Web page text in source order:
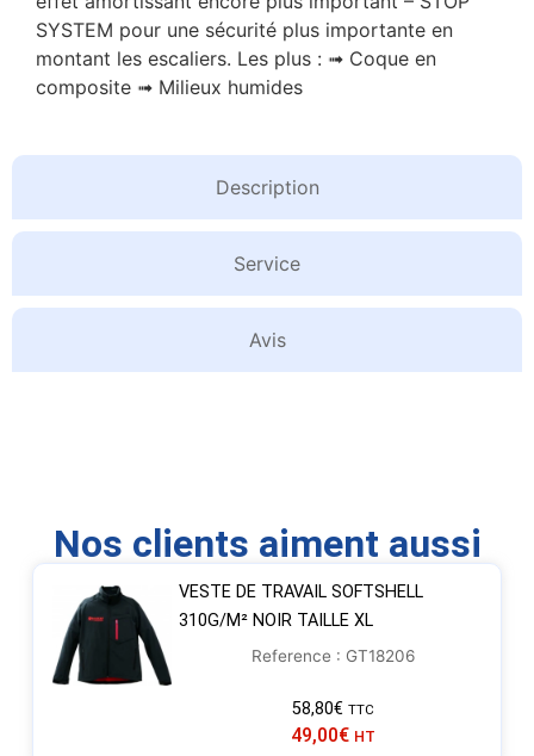
Description
Service
Avis
SYSTEM pour une sécurité plus importante en
montant les escaliers. Les plus : ➟ Coque en
composite ➟ Milieux humides
Nos clients aiment aussi
VESTE DE TRAVAIL SOFTSHELL
310G/M² NOIR TAILLE XL
Reference : GT18206
58,80€ TTC
49,00€ HT